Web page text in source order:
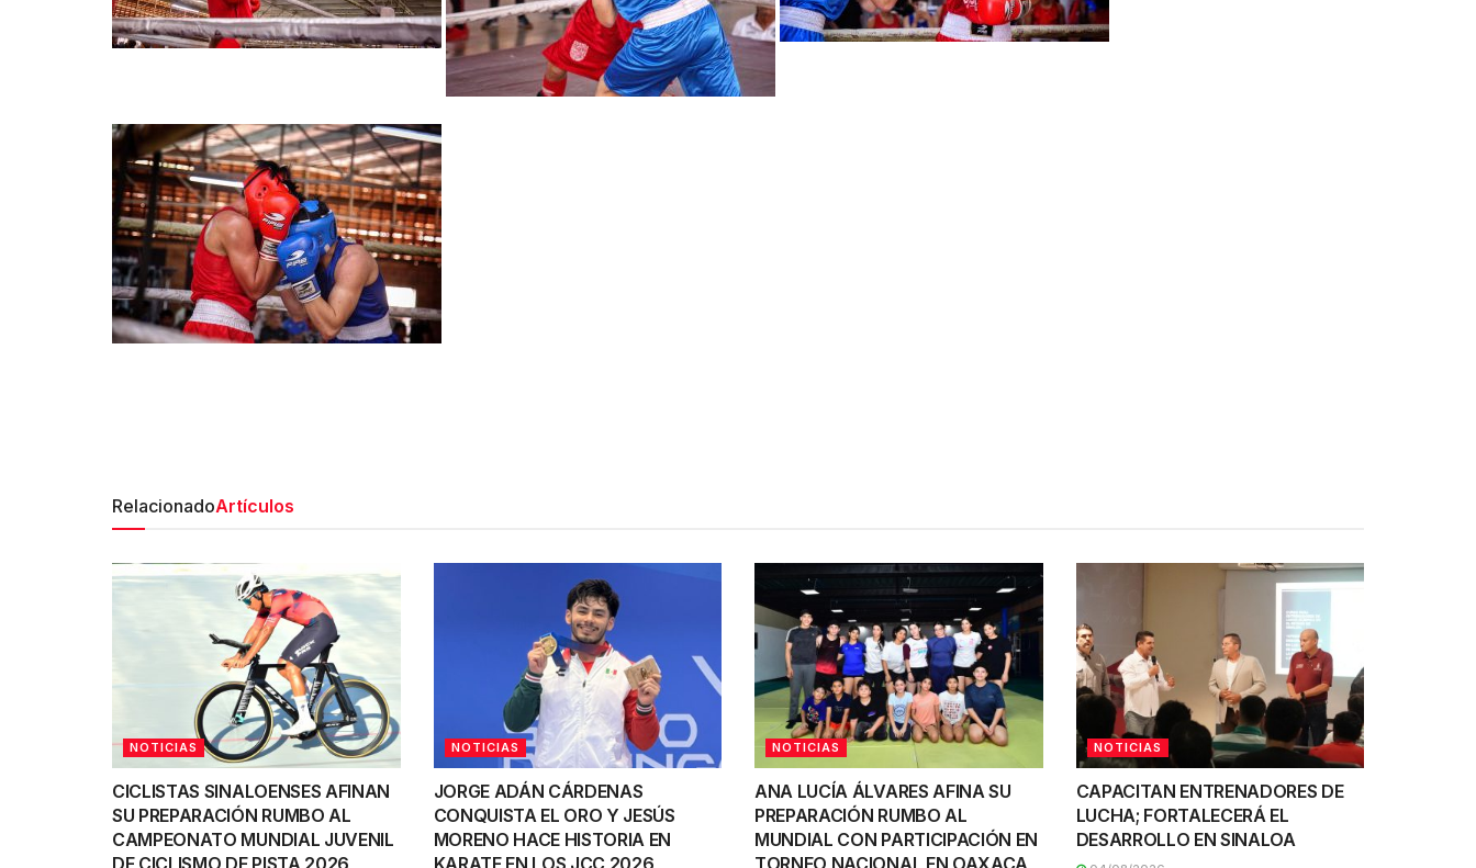
RelacionadoArtículos
NOTICIAS
CICLISTAS SINALOENSES AFINAN
SU PREPARACIÓN RUMBO AL
CAMPEONATO MUNDIAL JUVENIL
NOTICIAS
JORGE ADÁN CÁRDENAS
CONQUISTA EL ORO Y JESÚS
MORENO HACE HISTORIA EN
NOTICIAS
ANA LUCÍA ÁLVARES AFINA SU
PREPARACIÓN RUMBO AL
MUNDIAL CON PARTICIPACIÓN EN
NOTICIAS
CAPACITAN ENTRENADORES DE
LUCHA; FORTALECERÁ EL
DESARROLLO EN SINALOA